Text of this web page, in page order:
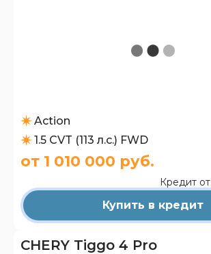
Action
1.5 CVT (113 л.с.) FWD
от 1 010 000 руб.
Кредит от
Купить в кредит
CHERY Tiggo 4 Pro